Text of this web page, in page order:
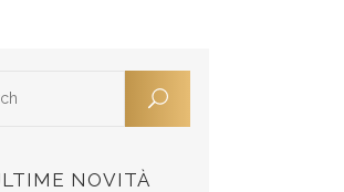
NOVITÀ